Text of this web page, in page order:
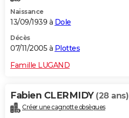
Naissance
13/09/1939 à Dole
Décès
07/11/2005 à Plottes
Famille LUGAND
Fabien CLERMIDY (28 ans)
Créer une cagnotte obsèques